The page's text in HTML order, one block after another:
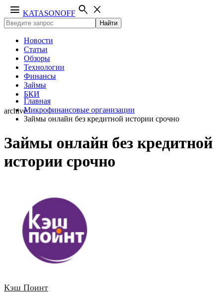
menu KATASONOFF search close
Найти
Новости
Статьи
Обзоры
Технологии
Финансы
Займы
БКИ
archive
Главная
Микрофинансовые организации
Займы онлайн без кредитной истории срочно
Займы онлайн без кредитной
истории срочно
Кэш Поинт